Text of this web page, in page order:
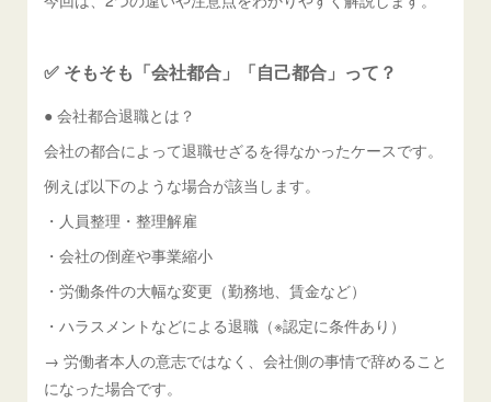
✅ そもそも「会社都合」「自己都合」って？
● 会社都合退職とは？
会社の都合によって退職せざるを得なかったケースです。
例えば以下のような場合が該当します。
・人員整理・整理解雇
・会社の倒産や事業縮小
・労働条件の大幅な変更（勤務地、賃金など）
・ハラスメントなどによる退職（※認定に条件あり）
→ 労働者本人の意志ではなく、会社側の事情で辞めること
になった場合です。